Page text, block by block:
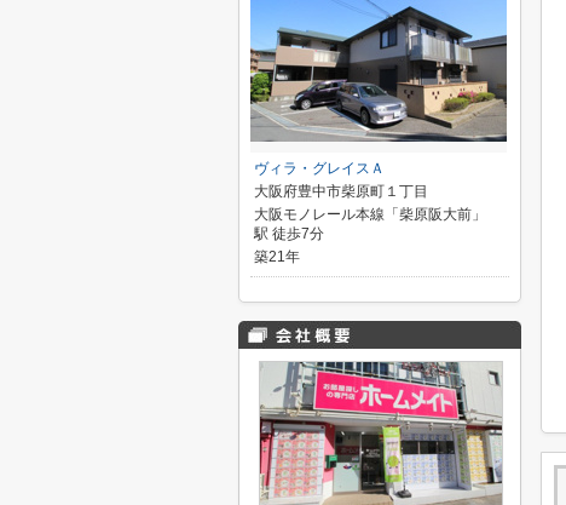
ヴィラ・グレイスＡ
大阪府豊中市柴原町１丁目
大阪モノレール本線「柴原阪大前」
駅 徒歩7分
築21年